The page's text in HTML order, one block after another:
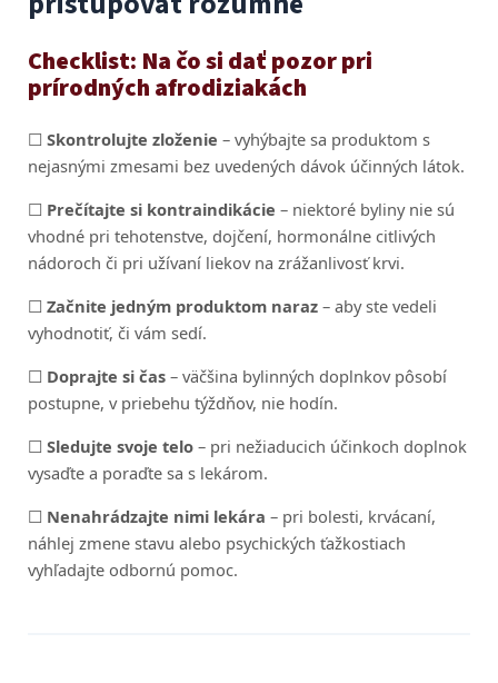
Checklist: Na čo si dať pozor pri
prírodných afrodiziakách
☐ Skontrolujte zloženie – vyhýbajte sa produktom s
nejasnými zmesami bez uvedených dávok účinných látok.
☐ Prečítajte si kontraindikácie – niektoré byliny nie sú
vhodné pri tehotenstve, dojčení, hormonálne citlivých
nádoroch či pri užívaní liekov na zrážanlivosť krvi.
☐ Začnite jedným produktom naraz – aby ste vedeli
vyhodnotiť, či vám sedí.
☐ Doprajte si čas – väčšina bylinných doplnkov pôsobí
postupne, v priebehu týždňov, nie hodín.
☐ Sledujte svoje telo – pri nežiaducich účinkoch doplnok
vysaďte a poraďte sa s lekárom.
☐ Nenahrádzajte nimi lekára – pri bolesti, krvácaní,
náhlej zmene stavu alebo psychických ťažkostiach
vyhľadajte odbornú pomoc.